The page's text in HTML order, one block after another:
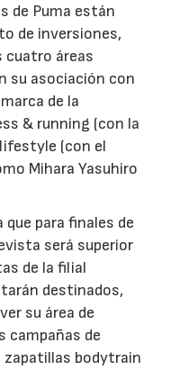
de Puma están
de inversiones,
cuatro áreas
su asociación con
de la
& running (con la
(con el
Mihara Yasuhiro
para finales de
será superior
de la filial
destinados,
su área de
campañas de
zapatillas bodytrain